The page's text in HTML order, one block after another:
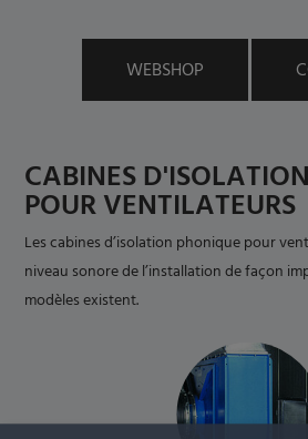
WEBSHOP
CABINES
POUR VENTILATEURS
Les cabines d’isolation phonique pour
niveau sonore de l’installation de façon
modèles existent.